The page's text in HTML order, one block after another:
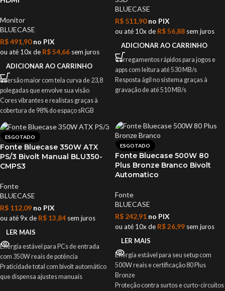
Filtros de poeira magnéticos facilitam a
limpeza e mantêm o sistema protegido
Produto novo com nota fiscal e garantia
de 1 ano para sua tranquilidade
Monitor
BLUECASE
R$491,90no PIX
ou até 10x de R$54,66 sem juros
ADICIONAR AO CARRINHO
Imersão maior com tela curva de 23,8
polegadas que envolve sua visão
Cores vibrantes e realistas graças à
cobertura de 98% do espaço sRGB
Jogos mais fluidos com taxa de
atualização de 75Hz e tempo de
resposta de 5ms
Conexões HDMI e VGA para fácil
compatibilidade com vários dispositivos
Conforto visual prolongado com filtro
Produto novo com nota fiscal e garantia
para sua tranquilidade
BLUECASE
R$ 511,90no PIX
ou até 10x de R$56,88 sem juros
ADICIONAR AO CARRINHO
Carregamentos rápidos para jogos e
apps com leitura até 530 MB/s
Resposta ágil no sistema graças à
gravação de até 510 MB/s
Memória 3D NAND TLC que equilibra
velocidade e durabilidade
Tecnologias TRIM, ECC e S.M.A.R.T.
para proteger seus dados e prolongar a
vida útil
Produto novo com nota fiscal e garantia
ESGOTADO
Fonte Bluecase 350W ATX
PS/3 Bivolt Manual BLU350-
CMPS3
Fonte
BLUECASE
R$ 112,09 no PIX
ou até 9x de R$ 13,84 sem juros
LER MAIS
Energia estável para PCs de entrada
com 350W reais de potência
Praticidade total com bivolt automático
que dispensa ajustes manuais
ESGOTADO
Fonte Bluecase 500W 80
Plus Bronze Branco Bivolt
Automatico
Fonte
BLUECASE
R$ 242,91 no PIX
ou até 10x de R$26,99 sem juros
LER MAIS
Energia estável para seu setup com
500W reais e certificação 80 Plus
Bronze
Proteção contra surtos e curto-circuitos